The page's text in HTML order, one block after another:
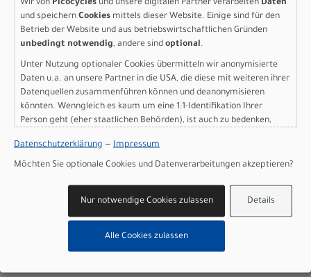
Größe: XL
Farbe: wenge green
pro Stück (inkl. MwSt. zzgl.Versandkosten für
2.699,00 EUR
IN DEN WARENKORB
Scott Addict Gravel 40 -
Modelljahr 2026
Jetzt anfragen & Probe fahren - sofort im Laden
Art.Nr. 4253678355006
Wir von Picocycles und unsere digitalen Partner verarbeiten Daten
und speichern Cookies mittels dieser Website. Einige sind für den
Betrieb der Website und aus betriebswirtschaftlichen Gründen
unbedingt notwendig, andere sind optional.
Unter Nutzung optionaler Cookies übermitteln wir anonymisierte
Daten u.a. an unsere Partner in die USA, die diese mit weiteren ihrer
Datenquellen zusammenführen können und deanonymisieren
könnten. Wenngleich es kaum um eine 1:1-Identifikation Ihrer
Person geht (eher staatlichen Behörden), ist auch zu bedenken,
sind wie bei uns in der Europäischen Union.
Datenschutzerklärung — Impressum
Möchten Sie optionale Cookies und Datenverarbeitungen akzeptieren?
Details
Nur notwendige Cookies zulassen
Alle Cookies zulassen